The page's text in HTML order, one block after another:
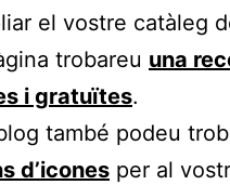
el vostre catàleg
trobareu una
i gratuïtes.
també podeu
d’icones per al